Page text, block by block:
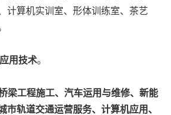
计算机实训室、形体训练室、茶艺
用技术。
梁工程施工、汽车运用与维修、新能
市轨道交通运营服务、计算机应用、